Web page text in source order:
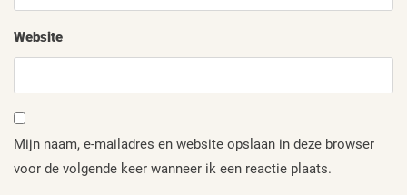
Website
Mijn naam, e-mailadres en website opslaan in deze browser
voor de volgende keer wanneer ik een reactie plaats.